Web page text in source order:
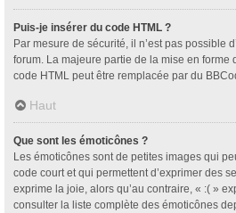
Puis-je insérer du code HTML ?
Par mesure de sécurité, il n’est pas possible
forum. La majeure partie de la mise en forme
code HTML peut être remplacée par du
Haut
Que sont les émoticônes ?
Les émoticônes sont de petites images qui
code court et qui permettent d’exprimer des
exprime la joie, alors qu’au contraire, « :( »
consulter la liste complète des émoticônes